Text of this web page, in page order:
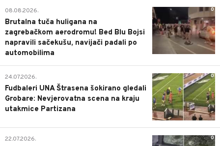
0
08.08.2026.
Brutalna tuča huligana na
zagrebačkom aerodromu! Bed Blu Bojsi
napravili sačekušu, navijači padali po
automobilima
0
24.07.2026.
Fudbaleri UNA Štrasena šokirano gledali
Grobare: Nevjerovatna scena na kraju
utakmice Partizana
0
22.07.2026.